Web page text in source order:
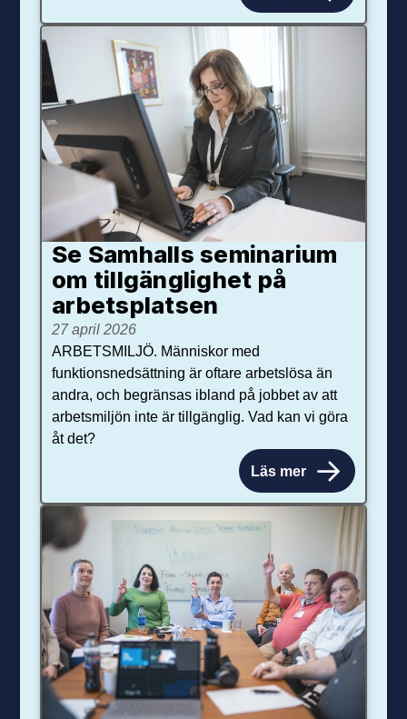
Se Samhalls seminarium
om tillgänglighet på
arbetsplatsen
27 april 2026
ARBETSMILJÖ. Människor med
funktionsnedsättning är oftare arbetslösa än
andra, och begränsas ibland på jobbet av att
arbetsmiljön inte är tillgänglig. Vad kan vi göra
åt det?
Läs mer